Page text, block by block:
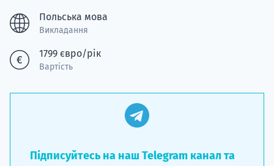
Польська мова
Викладання
1799 євро/рік
Вартість
Підписуйтесь на наш Telegram канал та